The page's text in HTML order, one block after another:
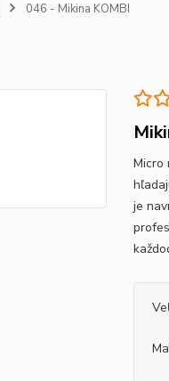
046 - Mikina KOMBI
Micro
je